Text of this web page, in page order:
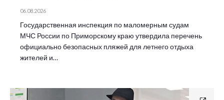
06.08.2026
Государственная инспекция по маломерным судам
МЧС России по Приморскому краю утвердила перечень
официально безопасных пляжей для летнего отдыха
жителей и…